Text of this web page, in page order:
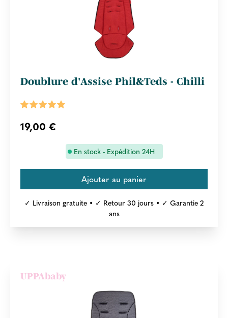
Doublure d'Assise Phil&Teds - Chilli
19,00 €
En stock - Expédition 24H
✓ Livraison gratuite • ✓ Retour 30 jours • ✓ Garantie 2
ans
UPPAbaby